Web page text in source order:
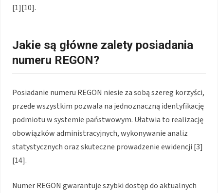
[1][10].
Jakie są główne zalety posiadania
numeru REGON?
Posiadanie numeru REGON niesie za sobą szereg korzyści,
przede wszystkim pozwala na jednoznaczną identyfikację
podmiotu w systemie państwowym. Ułatwia to realizację
obowiązków administracyjnych, wykonywanie analiz
statystycznych oraz skuteczne prowadzenie ewidencji [3]
[14].
Numer REGON gwarantuje szybki dostęp do aktualnych